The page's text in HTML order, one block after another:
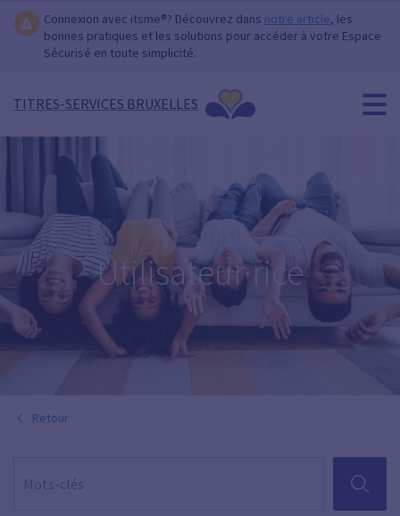
Connexion avec itsme®? Découvrez dans notre article, les
bonnes pratiques et les solutions pour accéder à votre Espace
Sécurisé en toute simplicité.
TITRES-SERVICES BRUXELLES
Utilisateur·rice
Retour